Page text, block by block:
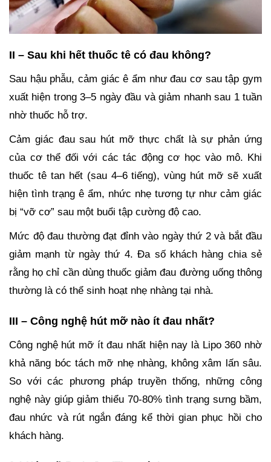
II – Sau khi hết thuốc tê có đau không?
Sau hậu phẫu, cảm giác ê ẩm như đau cơ sau tập gym
xuất hiện trong 3–5 ngày đầu và giảm nhanh sau 1 tuần
nhờ thuốc hỗ trợ.
Cảm giác đau sau hút mỡ thực chất là sự phản ứng
của cơ thể đối với các tác động cơ học vào mô. Khi
thuốc tê tan hết (sau 4–6 tiếng), vùng hút mỡ sẽ xuất
hiện tình trạng ê ẩm, nhức nhẹ tương tự như cảm giác
bị “vỡ cơ” sau một buổi tập cường độ cao.
Mức độ đau thường đạt đỉnh vào ngày thứ 2 và bắt đầu
giảm mạnh từ ngày thứ 4. Đa số khách hàng chia sẻ
rằng họ chỉ cần dùng thuốc giảm đau đường uống thông
thường là có thể sinh hoạt nhẹ nhàng tại nhà.
III – Công nghệ hút mỡ nào ít đau nhất?
Công nghệ hút mỡ ít đau nhất hiện nay là Lipo 360 nhờ
khả năng bóc tách mỡ nhẹ nhàng, không xâm lấn sâu.
So với các phương pháp truyền thống, những công
nghệ này giúp giảm thiểu 70-80% tình trạng sưng bầm,
đau nhức và rút ngắn đáng kể thời gian phục hồi cho
khách hàng.